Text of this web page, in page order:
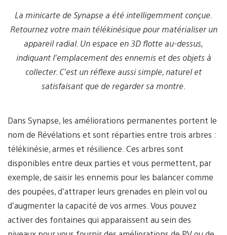
La minicarte de Synapse a été intelligemment conçue.
Retournez votre main télékinésique pour matérialiser un
appareil radial. Un espace en 3D flotte au-dessus,
indiquant l’emplacement des ennemis et des objets à
collecter. C’est un réflexe aussi simple, naturel et
satisfaisant que de regarder sa montre.
Dans Synapse, les améliorations permanentes portent le
nom de Révélations et sont réparties entre trois arbres :
télékinésie, armes et résilience. Ces arbres sont
disponibles entre deux parties et vous permettent, par
exemple, de saisir les ennemis pour les balancer comme
des poupées, d’attraper leurs grenades en plein vol ou
d’augmenter la capacité de vos armes. Vous pouvez
activer des fontaines qui apparaissent au sein des